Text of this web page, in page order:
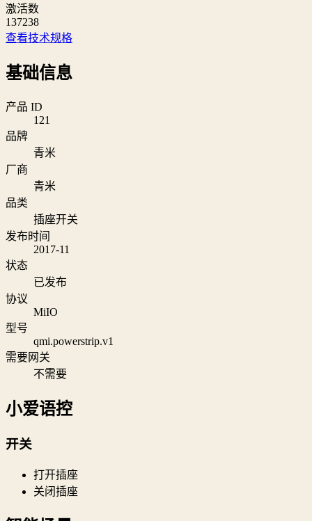
激活数
137238
查看技术规格
基础信息
产品 ID
121
品牌
青米
厂商
青米
品类
插座开关
发布时间
2017-11
状态
已发布
协议
MiIO
型号
qmi.powerstrip.v1
需要网关
不需要
小爱语控
开关
打开插座
关闭插座